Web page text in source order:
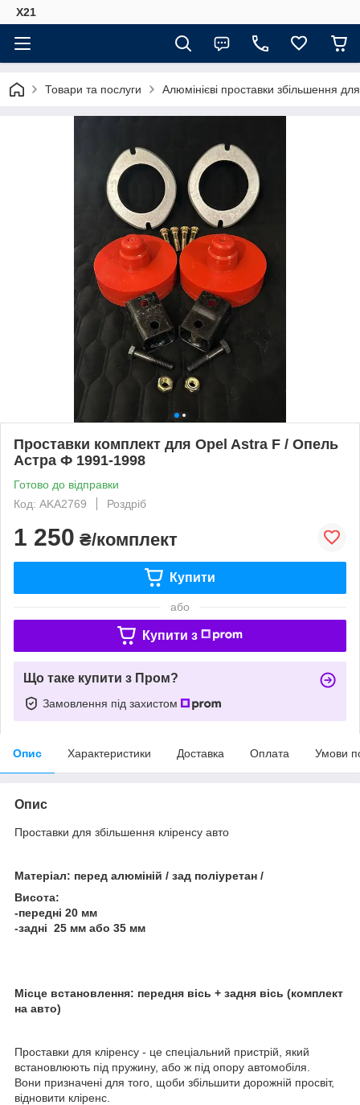
Х21
Товари та послуги Алюмінієві проставки збільшення
Проставки комплект для Opel Astra F / Опель
Астра Ф 1991-1998
Готово до відправки
Код: AKA2769
Роздріб
1 250 ₴/комплект
Купити
або
Купити з
Що таке купити з Пром?
Замовлення під захистом
Опис Характеристики Доставка Оплата Умови
Опис
Проставки для збільшення кліренсу авто
Матеріал: перед алюміній / зад поліуретан /
Висота:
-передні 20 мм
-задні 25 мм або 35 мм
Місце встановлення: передня вісь + задня вісь (комплект
на авто)
Проставки для кліренсу - це спеціальний пристрій, який
встановлюють під пружину, або ж під опору автомобіля.
Вони призначені для того, щоби збільшити дорожній просвіт,
відновити кліренс.